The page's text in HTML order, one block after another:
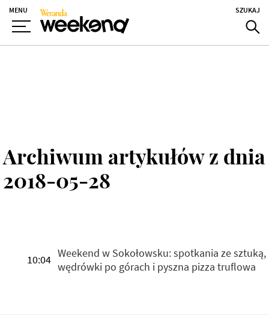
MENU SZUKAJ
Archiwum artykułów z dnia
2018-05-28
10:04 Weekend w Sokołowsku: spotkania ze sztuką,
wędrówki po górach i pyszna pizza truflowa